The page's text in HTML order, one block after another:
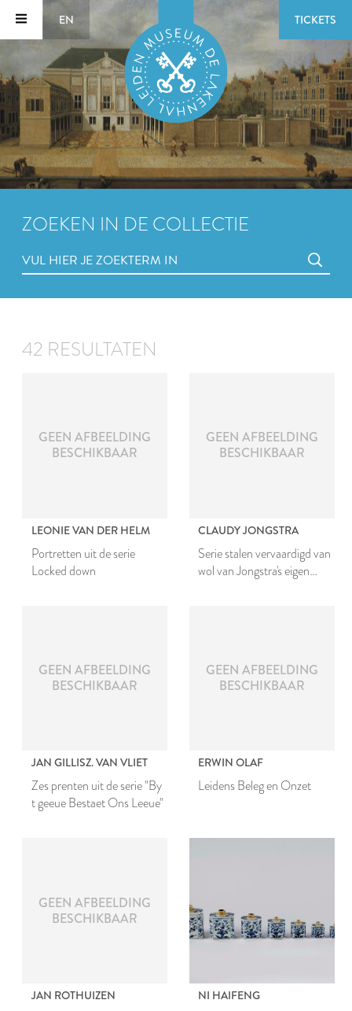
EN TICKETS
ZOEKEN IN DE COLLECTIE
42 RESULTATEN
GEEN AFBEELDING
BESCHIKBAAR
LEONIE VAN DER HELM
Portretten uit de serie
Locked down
GEEN AFBEELDING
BESCHIKBAAR
CLAUDY JONGSTRA
Serie stalen vervaardigd van
wol van Jongstra's eigen
GEEN AFBEELDING
BESCHIKBAAR
JAN GILLISZ. VAN VLIET
Zes prenten uit de serie "By
t geeue Bestaet Ons Leeue"
GEEN AFBEELDING
BESCHIKBAAR
ERWIN OLAF
Leidens Beleg en Onzet
GEEN AFBEELDING
BESCHIKBAAR
JAN ROTHUIZEN NI HAIFENG